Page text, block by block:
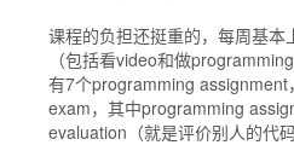
课程的负担还挺重的，每周基
（包括看video和做
有7个programming
exam，其中programming
evaluation（就是评价别人的代